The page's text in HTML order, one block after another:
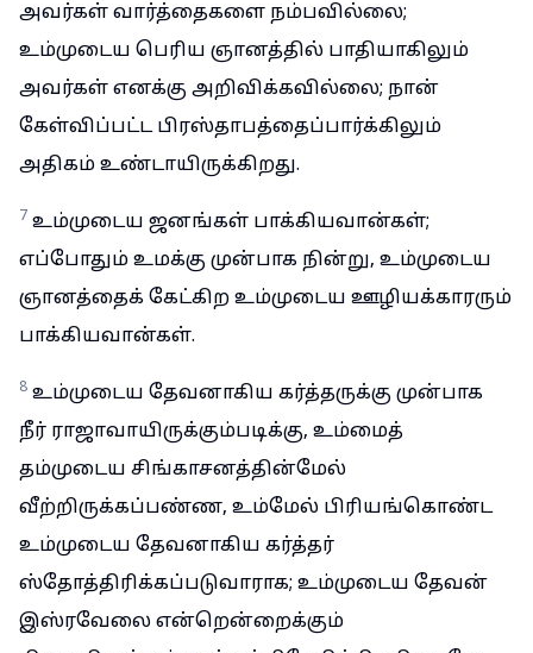
அவர்கள் வார்த்தைகளை நம்பவில்லை;
உம்முடைய பெரிய ஞானத்தில் பாதியாகிலும்
அவர்கள் எனக்கு அறிவிக்கவில்லை; நான்
கேள்விப்பட்ட பிரஸ்தாபத்தைப்பார்க்கிலும்
அதிகம் உண்டாயிருக்கிறது.
7 உம்முடைய ஜனங்கள் பாக்கியவான்கள்;
எப்போதும் உமக்கு முன்பாக நின்று, உம்முடைய
ஞானத்தைக் கேட்கிற உம்முடைய ஊழியக்காரரும்
பாக்கியவான்கள்.
8 உம்முடைய தேவனாகிய கர்த்தருக்கு முன்பாக
நீர் ராஜாவாயிருக்கும்படிக்கு, உம்மைத்
தம்முடைய சிங்காசனத்தின்மேல்
வீற்றிருக்கப்பண்ண, உம்மேல் பிரியங்கொண்ட
உம்முடைய தேவனாகிய கர்த்தர்
ஸ்தோத்திரிக்கப்படுவாராக; உம்முடைய தேவன்
இஸ்ரவேலை என்றென்றைக்கும்